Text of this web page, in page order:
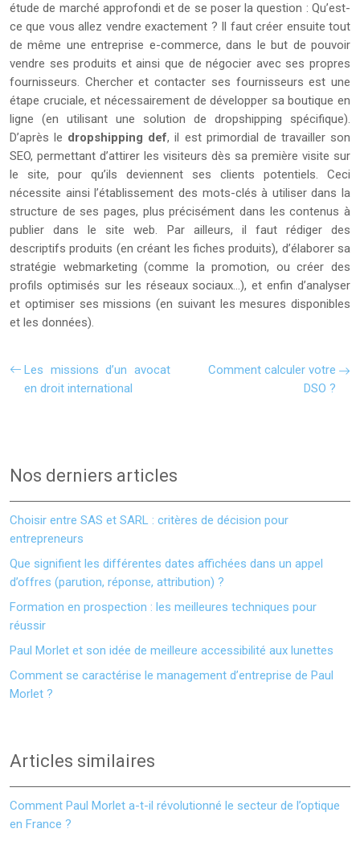
étude de marché approfondi et de se poser la question : Qu’est-
ce que vous allez vendre exactement ? Il faut créer ensuite tout
de même une entreprise e-commerce, dans le but de pouvoir
vendre ses produits et ainsi que de négocier avec ses propres
fournisseurs. Chercher et contacter ses fournisseurs est une
étape cruciale, et nécessairement de développer sa boutique en
ligne (en utilisant une solution de dropshipping spécifique).
D’après le dropshipping def, il est primordial de travailler son
SEO, permettant d’attirer les visiteurs dès sa première visite sur
le site, pour qu’ils deviennent ses clients potentiels. Ceci
nécessite ainsi l’établissement des mots-clés à utiliser dans la
structure de ses pages, plus précisément dans les contenus à
publier dans le site web. Par ailleurs, il faut rédiger des
descriptifs produits (en créant les fiches produits), d’élaborer sa
stratégie webmarketing (comme la promotion, ou créer des
profils optimisés sur les réseaux sociaux…), et enfin d’analyser
et optimiser ses missions (en suivant les mesures disponibles
et les données).
Les missions d’un avocat
en droit international
Comment calculer votre
DSO ?
Nos derniers articles
Choisir entre SAS et SARL : critères de décision pour
entrepreneurs
Que signifient les différentes dates affichées dans un appel
d’offres (parution, réponse, attribution) ?
Formation en prospection : les meilleures techniques pour
réussir
Paul Morlet et son idée de meilleure accessibilité aux lunettes
Comment se caractérise le management d’entreprise de Paul
Morlet ?
Articles similaires
Comment Paul Morlet a-t-il révolutionné le secteur de l’optique
en France ?